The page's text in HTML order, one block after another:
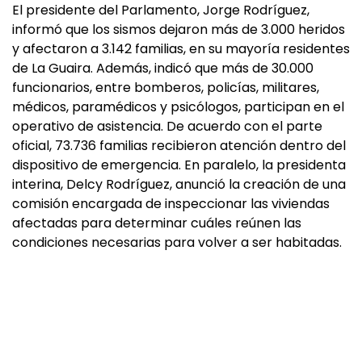
El presidente del Parlamento, Jorge Rodríguez,
informó que los sismos dejaron más de 3.000 heridos
y afectaron a 3.142 familias, en su mayoría residentes
de La Guaira. Además, indicó que más de 30.000
funcionarios, entre bomberos, policías, militares,
médicos, paramédicos y psicólogos, participan en el
operativo de asistencia. De acuerdo con el parte
oficial, 73.736 familias recibieron atención dentro del
dispositivo de emergencia. En paralelo, la presidenta
interina, Delcy Rodríguez, anunció la creación de una
comisión encargada de inspeccionar las viviendas
afectadas para determinar cuáles reúnen las
condiciones necesarias para volver a ser habitadas.